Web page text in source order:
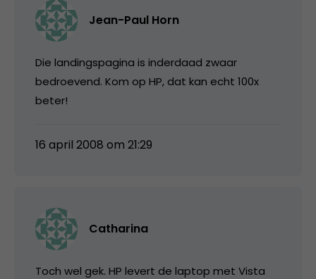
Jean-Paul Horn
Die landingspagina is inderdaad zwaar
bedroevend. Kom op HP, dat kan echt 100x
beter!
16 april 2008 om 21:29
Catharina
Toch wel gek. HP levert de laptop met Vista